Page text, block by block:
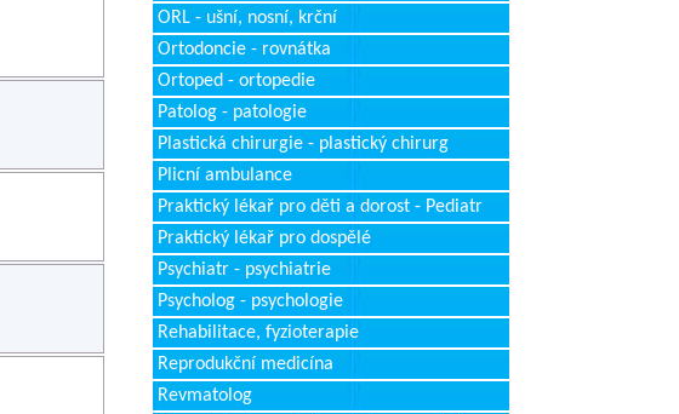
ORL - ušní, nosní, krční
Ortodoncie - rovnátka
Ortoped - ortopedie
Patolog - patologie
Plastická chirurgie - plastický chirurg
Plicní ambulance
Praktický lékař pro děti a dorost - Pediatr
Praktický lékař pro dospělé
Psychiatr - psychiatrie
Psycholog - psychologie
Rehabilitace, fyzioterapie
Reprodukční medicína
Revmatolog